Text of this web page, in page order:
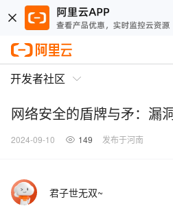
开发者社区
网络安全的盾牌与矛：漏
2024-09-10 149 发布于河南
君子世无双~